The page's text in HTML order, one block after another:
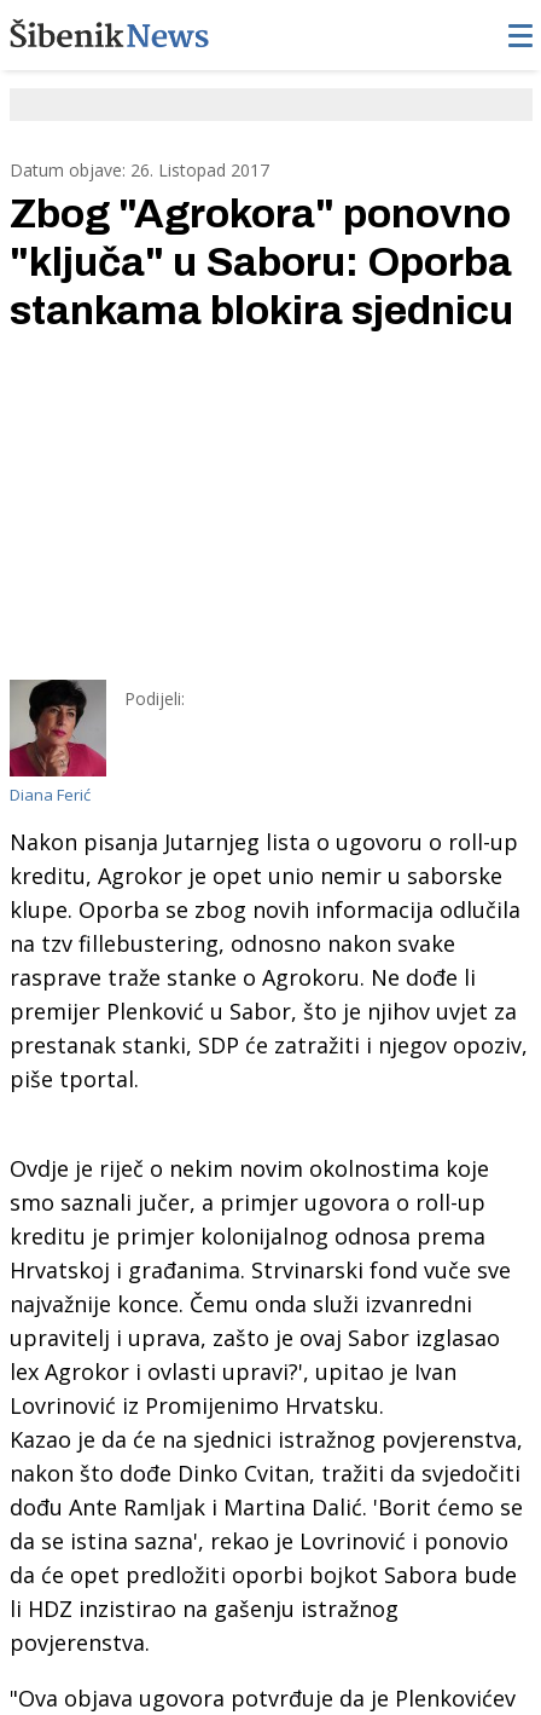
Datum objave: 26. Listopad 2017
Zbog "Agrokora" ponovno
"ključa" u Saboru: Oporba
stankama blokira sjednicu
Diana Ferić
Podijeli:
Nakon pisanja Jutarnjeg lista o ugovoru o roll-up
kreditu, Agrokor je opet unio nemir u saborske
klupe. Oporba se zbog novih informacija odlučila
na tzv fillebustering, odnosno nakon svake
rasprave traže stanke o Agrokoru. Ne dođe li
premijer Plenković u Sabor, što je njihov uvjet za
prestanak stanki, SDP će zatražiti i njegov opoziv,
piše tportal.
Ovdje je riječ o nekim novim okolnostima koje
smo saznali jučer, a primjer ugovora o roll-up
kreditu je primjer kolonijalnog odnosa prema
Hrvatskoj i građanima. Strvinarski fond vuče sve
najvažnije konce. Čemu onda služi izvanredni
upravitelj i uprava, zašto je ovaj Sabor izglasao
lex Agrokor i ovlasti upravi?', upitao je Ivan
Lovrinović iz Promijenimo Hrvatsku.
Kazao je da će na sjednici istražnog povjerenstva,
nakon što dođe Dinko Cvitan, tražiti da svjedočiti
dođu Ante Ramljak i Martina Dalić. 'Borit ćemo se
da se istina sazna', rekao je Lovrinović i ponovio
da će opet predložiti oporbi bojkot Sabora bude
li HDZ inzistirao na gašenju istražnog
povjerenstva.
"Ova objava ugovora potvrđuje da je Plenkovićev